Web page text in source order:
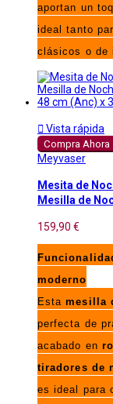
aportan un
ideal tanto
clásicos o de
 Vista rápida
Compra Ahora
Meyvaser
Mesita de
Mesilla de
159,90 €
moderno
Estamesilla
perfecta de
acabado en
tiradores de
es ideal para